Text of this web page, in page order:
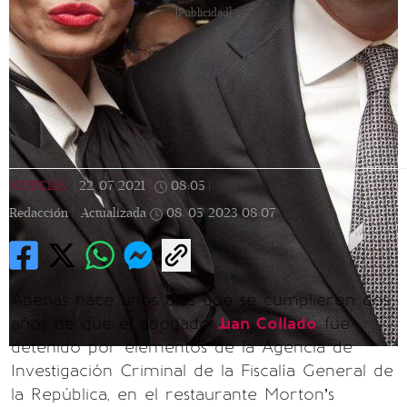
[Publicidad]
NOTICIAS 22/07/2021 08:05
Redacción | Actualizada 08/05/2023 08:07
Apenas hace unos días que se cumplieron dos
años de que el abogado Juan Colladofue
detenido por elementos de la Agencia de
Investigación Criminal de la Fiscalía General de
la República, en el restaurante Morton’s